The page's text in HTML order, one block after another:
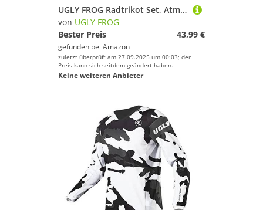
UGLY FROG Radtrikot Set, Atmungsaktiver Fahrradanzug Kurzarm Fahrradhemd + Gepolsterte Trägerhose, Schnell Trocknendem Material, rutschfeste 3 Tiefe Rückentasche
von UGLY FROG
Bester Preis
43,99 €
gefunden bei Amazon
zuletzt überprüft am 27.09.2025 um 00:03; der
Preis kann sich seitdem geändert haben.
Keine weiteren Anbieter